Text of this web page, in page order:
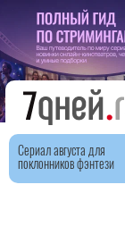
Сериал августа для
поклонников фэнтези